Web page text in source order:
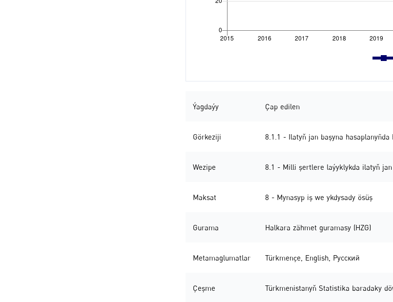
Ýagdaýy Çap edilen
Görkeziji 8.1.1 - Ilatyň jan başyna
Wezipe 8.1 - Milli şertlere laýyklykda ilatyň jan
Maksat 8 - Mynasyp iş we ykdysady ösüş
Gurama Halkara zähmet guramasy (HZG)
Metamaglumatlar Türkmençe English Русский
Çeşme Türkmenistanyň Statistika baradaky